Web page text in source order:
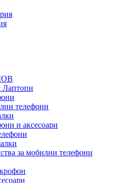
Лаптопи
телефони
и аксесоари
за мобилни телефони